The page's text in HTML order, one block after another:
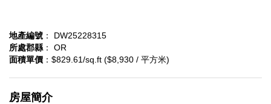
地產編號 ： DW25228315
所處郡縣 ： OR
面積單價 ：$829.61/sq.ft ($8,930 / 平方米)
房屋簡介